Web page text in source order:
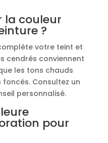
la couleur
?
votre teint et
cendrés conviennent
les tons chauds
Consultez un
personnalisé.
pour